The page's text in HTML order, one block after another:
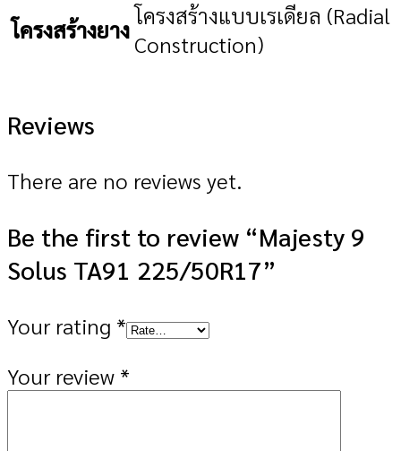
โครงสร้างยางโครงสร้างแบบเรเดียล (Radial
Construction)
Reviews
There are no reviews yet.
Be the first to review “Majesty 9
Solus TA91 225/50R17”
Your rating *
Your review *